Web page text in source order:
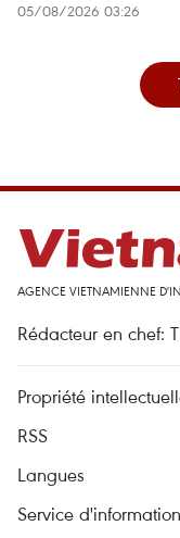
05/08/2026 03:26
AGENCE VIETNAMIENNE
Rédacteur en chef:
Propriété
RSS
Langues
Service d'information